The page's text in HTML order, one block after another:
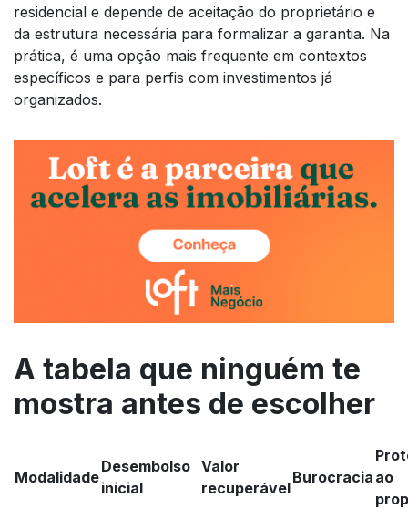
residencial e depende de aceitação do proprietário e
da estrutura necessária para formalizar a garantia. Na
prática, é uma opção mais frequente em contextos
específicos e para perfis com investimentos já
organizados.
A tabela que ninguém te
mostra antes de escolher
Modalidade
Desembolso
inicial
Valor
recuperável
Burocracia ao